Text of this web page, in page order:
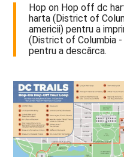
Hop on Hop off dc
harta (District of
americii) pentru a
(District of Columbia
pentru a descărca.